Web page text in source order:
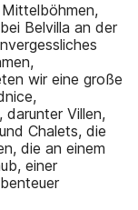
Mittelböhmen,
Belvilla an der
wir eine große
darunter Villen,
Chalets, die
die an einem
einer